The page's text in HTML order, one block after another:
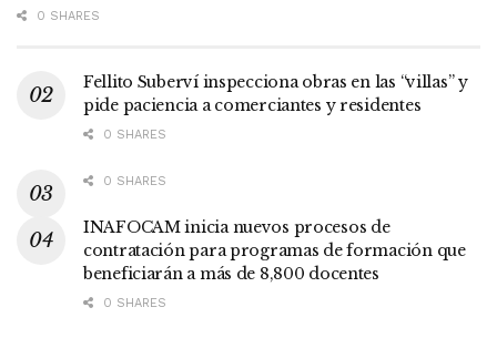
0 SHARES
Fellito Suberví inspecciona obras en las “villas” y
pide paciencia a comerciantes y residentes
0 SHARES
0 SHARES
INAFOCAM inicia nuevos procesos de
contratación para programas de formación que
beneficiarán a más de 8,800 docentes
0 SHARES